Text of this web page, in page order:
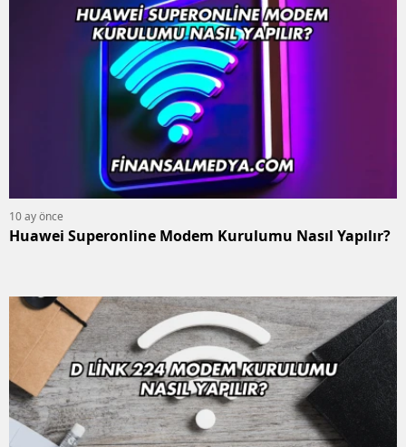
10 ay önce
Huawei Superonline Modem Kurulumu Nasıl Yapılır?